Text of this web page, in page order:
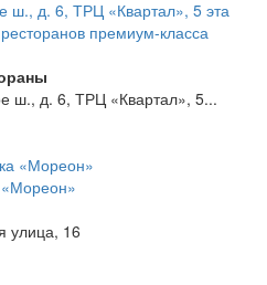
премиум-класса
ш., д. 6, ТРЦ «Квартал», 5...
улица, 16